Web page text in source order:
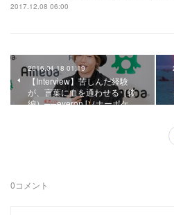
2017.12.08 06:00
2016.04.18 01:19
【Interview】苦しんだ経験
が、言葉に血を通わせる（後
編）──eyeron [ソナーポケ…
0コメント